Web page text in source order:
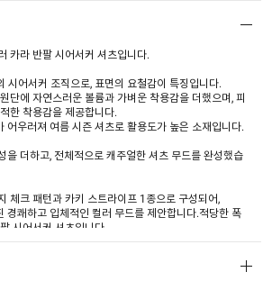
카라 반팔 시어서커 셔츠입니다.
시어서커 조직으로, 표면의 요철감이 특징입니다.
단에 자연스러운 볼륨과 가벼운 착용감을 더했으며, 피
한 착용감을 제공합니다.
어우러져 여름 시즌 셔츠로 활용도가 높은 소재입니다.
을 더하고, 전체적으로 캐주얼한 셔츠 무드를 완성했습
체크 패턴과 카키 스트라이프 1종으로 구성되어,
경쾌하고 입체적인 컬러 무드를 제안합니다.적당한 폭
시어서커 셔츠입니다.